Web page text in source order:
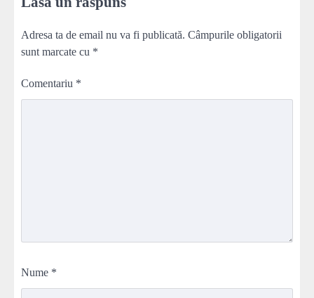
Adresa ta de email nu va fi publicată. Câmpurile obligatorii
sunt marcate cu *
Comentariu *
Nume *